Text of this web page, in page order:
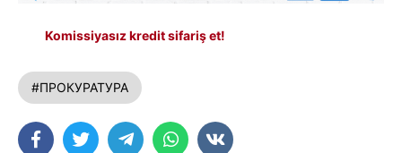
Komissiyasız kredit sifariş et!
#ПРОКУРАТУРА